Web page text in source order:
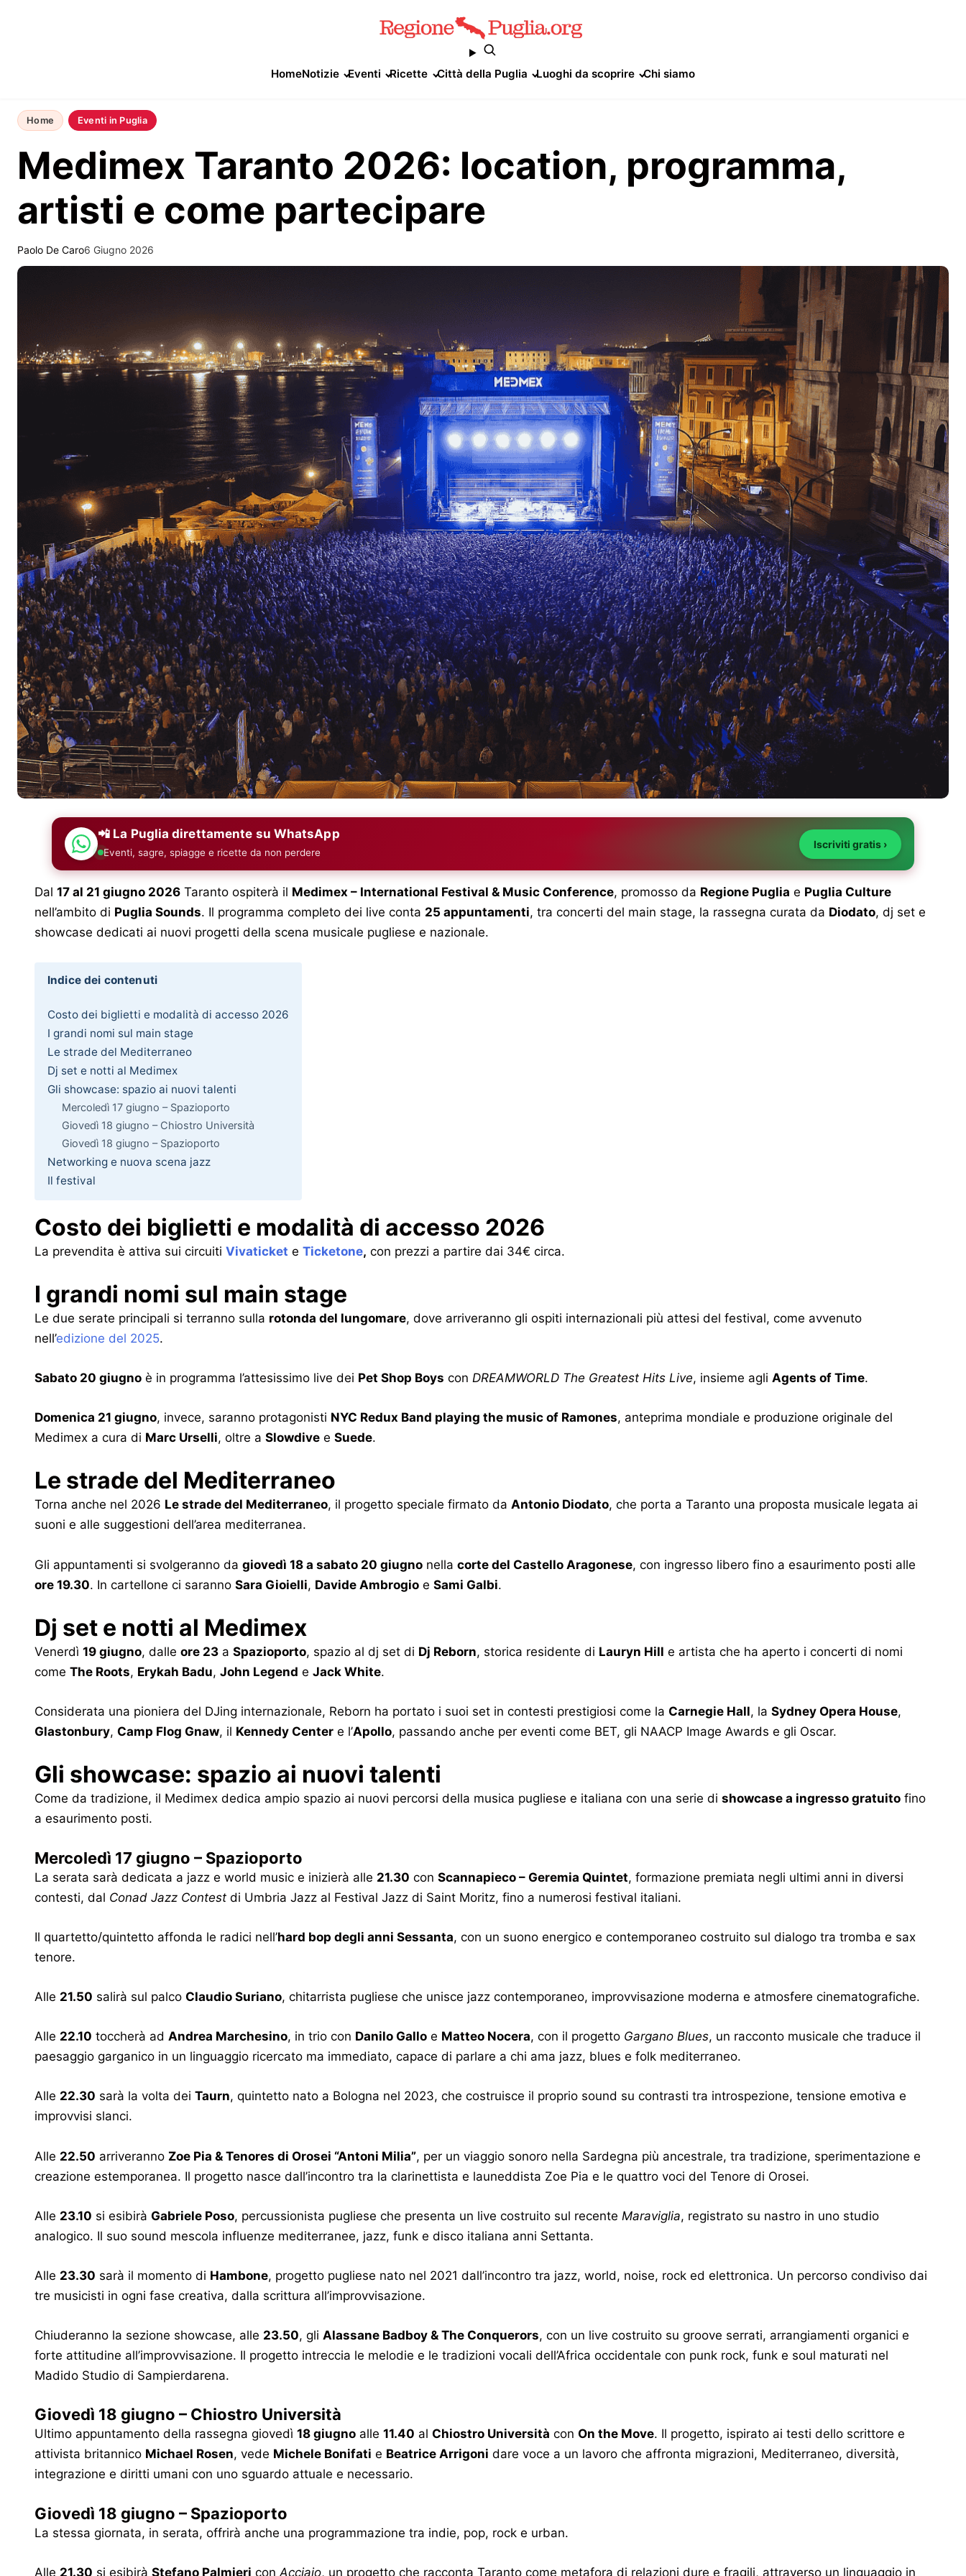
HomeNotizie Eventi Ricette Città della Puglia Luoghi da scoprire Chi siamo
Home Eventi in Puglia
Medimex Taranto 2026: location, programma,
artisti e come partecipare
Paolo De Caro6 Giugno 2026
📲 La Puglia direttamente su WhatsApp
Eventi, sagre, spiagge e ricette da non perdere
Iscriviti gratis ›
Dal 17 al 21 giugno 2026 Taranto ospiterà il Medimex – International Festival & Music Conference, promosso da Regione Puglia e Puglia Culture
nell’ambito di Puglia Sounds. Il programma completo dei live conta 25 appuntamenti, tra concerti del main stage, la rassegna curata da Diodato, dj set e
showcase dedicati ai nuovi progetti della scena musicale pugliese e nazionale.
Indice dei contenuti
Costo dei biglietti e modalità di accesso 2026
I grandi nomi sul main stage
Le strade del Mediterraneo
Dj set e notti al Medimex
Gli showcase: spazio ai nuovi talenti
Mercoledì 17 giugno – Spazioporto
Giovedì 18 giugno – Chiostro Università
Giovedì 18 giugno – Spazioporto
Networking e nuova scena jazz
Il festival
Costo dei biglietti e modalità di accesso 2026
La prevendita è attiva sui circuiti Vivaticket e Ticketone, con prezzi a partire dai 34€ circa.
I grandi nomi sul main stage
Le due serate principali si terranno sulla rotonda del lungomare, dove arriveranno gli ospiti internazionali più attesi del festival, come avvenuto
nell’edizione del 2025.
Sabato 20 giugno è in programma l’attesissimo live dei Pet Shop Boys con DREAMWORLD The Greatest Hits Live, insieme agli Agents of Time.
Domenica 21 giugno, invece, saranno protagonisti NYC Redux Band playing the music of Ramones, anteprima mondiale e produzione originale del
Medimex a cura di Marc Urselli, oltre a Slowdive e Suede.
Le strade del Mediterraneo
Torna anche nel 2026 Le strade del Mediterraneo, il progetto speciale firmato da Antonio Diodato, che porta a Taranto una proposta musicale legata ai
suoni e alle suggestioni dell’area mediterranea.
Gli appuntamenti si svolgeranno da giovedì 18 a sabato 20 giugno nella corte del Castello Aragonese, con ingresso libero fino a esaurimento posti alle
ore 19.30. In cartellone ci saranno Sara Gioielli, Davide Ambrogio e Sami Galbi.
Dj set e notti al Medimex
Venerdì 19 giugno, dalle ore 23 a Spazioporto, spazio al dj set di Dj Reborn, storica residente di Lauryn Hill e artista che ha aperto i concerti di nomi
come The Roots, Erykah Badu, John Legend e Jack White.
Considerata una pioniera del DJing internazionale, Reborn ha portato i suoi set in contesti prestigiosi come la Carnegie Hall, la Sydney Opera House,
Glastonbury, Camp Flog Gnaw, il Kennedy Center e l’Apollo, passando anche per eventi come BET, gli NAACP Image Awards e gli Oscar.
Gli showcase: spazio ai nuovi talenti
Come da tradizione, il Medimex dedica ampio spazio ai nuovi percorsi della musica pugliese e italiana con una serie di showcase a ingresso gratuito fino
a esaurimento posti.
Mercoledì 17 giugno – Spazioporto
La serata sarà dedicata a jazz e world music e inizierà alle 21.30 con Scannapieco – Geremia Quintet, formazione premiata negli ultimi anni in diversi
contesti, dal Conad Jazz Contest di Umbria Jazz al Festival Jazz di Saint Moritz, fino a numerosi festival italiani.
Il quartetto/quintetto affonda le radici nell’hard bop degli anni Sessanta, con un suono energico e contemporaneo costruito sul dialogo tra tromba e sax
tenore.
Alle 21.50 salirà sul palco Claudio Suriano, chitarrista pugliese che unisce jazz contemporaneo, improvvisazione moderna e atmosfere cinematografiche.
Alle 22.10 toccherà ad Andrea Marchesino, in trio con Danilo Gallo e Matteo Nocera, con il progetto Gargano Blues, un racconto musicale che traduce il
paesaggio garganico in un linguaggio ricercato ma immediato, capace di parlare a chi ama jazz, blues e folk mediterraneo.
Alle 22.30 sarà la volta dei Taurn, quintetto nato a Bologna nel 2023, che costruisce il proprio sound su contrasti tra introspezione, tensione emotiva e
improvvisi slanci.
Alle 22.50 arriveranno Zoe Pia & Tenores di Orosei “Antoni Milia”, per un viaggio sonoro nella Sardegna più ancestrale, tra tradizione, sperimentazione e
creazione estemporanea. Il progetto nasce dall’incontro tra la clarinettista e launeddista Zoe Pia e le quattro voci del Tenore di Orosei.
Alle 23.10 si esibirà Gabriele Poso, percussionista pugliese che presenta un live costruito sul recente Maraviglia, registrato su nastro in uno studio
analogico. Il suo sound mescola influenze mediterranee, jazz, funk e disco italiana anni Settanta.
Alle 23.30 sarà il momento di Hambone, progetto pugliese nato nel 2021 dall’incontro tra jazz, world, noise, rock ed elettronica. Un percorso condiviso dai
tre musicisti in ogni fase creativa, dalla scrittura all’improvvisazione.
Chiuderanno la sezione showcase, alle 23.50, gli Alassane Badboy & The Conquerors, con un live costruito su groove serrati, arrangiamenti organici e
forte attitudine all’improvvisazione. Il progetto intreccia le melodie e le tradizioni vocali dell’Africa occidentale con punk rock, funk e soul maturati nel
Madido Studio di Sampierdarena.
Giovedì 18 giugno – Chiostro Università
Ultimo appuntamento della rassegna giovedì 18 giugno alle 11.40 al Chiostro Università con On the Move. Il progetto, ispirato ai testi dello scrittore e
attivista britannico Michael Rosen, vede Michele Bonifati e Beatrice Arrigoni dare voce a un lavoro che affronta migrazioni, Mediterraneo, diversità,
integrazione e diritti umani con uno sguardo attuale e necessario.
Giovedì 18 giugno – Spazioporto
La stessa giornata, in serata, offrirà anche una programmazione tra indie, pop, rock e urban.
Alle 21.30 si esibirà Stefano Palmieri con Acciaio, un progetto che racconta Taranto come metafora di relazioni dure e fragili, attraverso un linguaggio in